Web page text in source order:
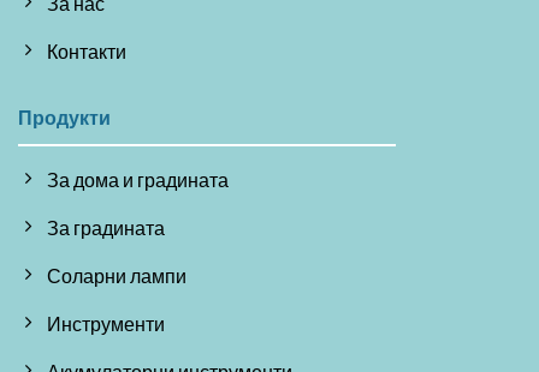
Контакти
Продукти
За дома и градината
За градината
Соларни лампи
Инструменти